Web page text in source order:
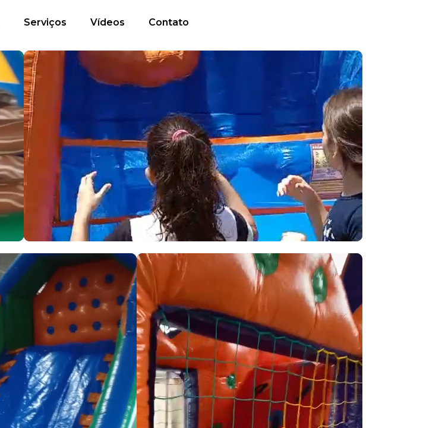
Serviços Vídeos Contato